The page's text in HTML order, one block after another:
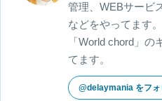
管理、WEBサービ
などをやってます
「World chord」
てます。
@delaymania をフォ